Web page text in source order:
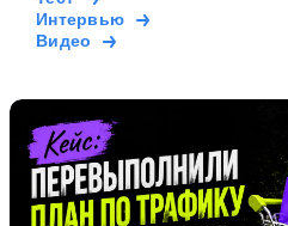
Интервью
Видео